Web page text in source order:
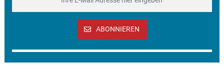
ABONNIEREN